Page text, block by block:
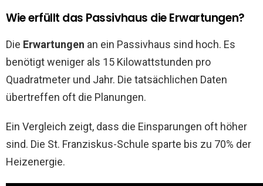
Wie erfüllt das Passivhaus die Erwartungen?
Die Erwartungen an ein Passivhaus sind hoch. Es
benötigt weniger als 15 Kilowattstunden pro
Quadratmeter und Jahr. Die tatsächlichen Daten
übertreffen oft die Planungen.
Ein Vergleich zeigt, dass die Einsparungen oft höher
sind. Die St. Franziskus-Schule sparte bis zu 70% der
Heizenergie.